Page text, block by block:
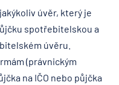
úvěr, který je
spotřebitelskou a
úvěru.
(právnickým
na IČO nebo půjčka